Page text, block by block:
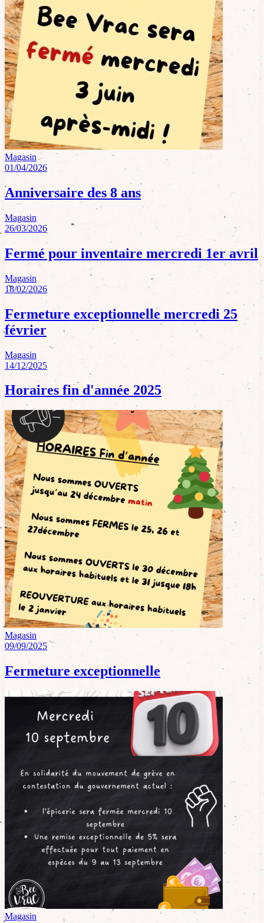
Magasin
01/04/2026
Anniversaire des 8 ans
Magasin
26/03/2026
Fermé pour inventaire mercredi 1er avril
Magasin
18/02/2026
Fermeture exceptionnelle mercredi 25
février
Magasin
14/12/2025
Horaires fin d'année 2025
Magasin
09/09/2025
Fermeture exceptionnelle
Magasin